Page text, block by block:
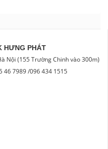
HƯNG PHÁT
Nội (155 Trường Chinh vào 300m)
46 7989 /096 434 1515